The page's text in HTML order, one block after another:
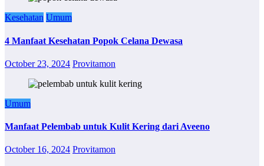
Kesehatan Umum
4 Manfaat Kesehatan Popok Celana Dewasa
October 23, 2024 Provitamon
Umum
Manfaat Pelembab untuk Kulit Kering dari Aveeno
October 16, 2024 Provitamon